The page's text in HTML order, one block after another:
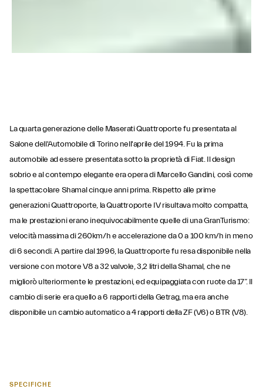
La quarta generazione delle Maserati Quattroporte fu presentata al
Salone dell'Automobile di Torino nell'aprile del 1994. Fu la prima
automobile ad essere presentata sotto la proprietà di Fiat. Il design
sobrio e al contempo elegante era opera di Marcello Gandini, così come
la spettacolare Shamal cinque anni prima. Rispetto alle prime
generazioni Quattroporte, la Quattroporte IV risultava molto compatta,
ma le prestazioni erano inequivocabilmente quelle di una GranTurismo:
velocità massima di 260km/h e accelerazione da 0 a 100 km/h in meno
di 6 secondi. A partire dal 1996, la Quattroporte fu resa disponibile nella
versione con motore V8 a 32 valvole, 3,2 litri della Shamal, che ne
migliorò ulteriormente le prestazioni, ed equipaggiata con ruote da 17”. Il
cambio di serie era quello a 6 rapporti della Getrag, ma era anche
disponibile un cambio automatico a 4 rapporti della ZF (V6) o BTR (V8).
SPECIFICHE